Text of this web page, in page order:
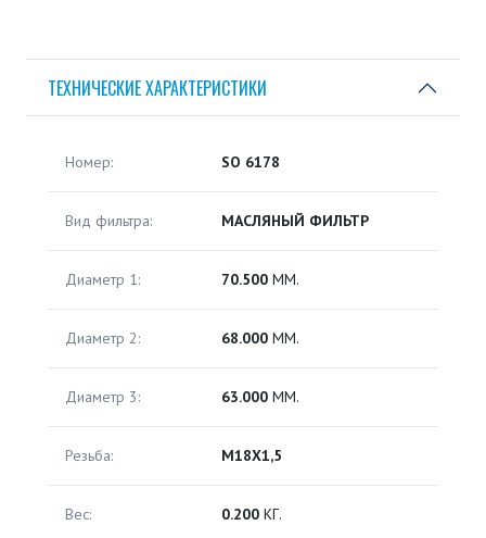
ТЕХНИЧЕСКИЕ ХАРАКТЕРИСТИКИ
Номер: SO 6178
Вид фильтра: МАСЛЯНЫЙ ФИЛЬТР
Диаметр 1: 70.500 ММ.
Диаметр 2: 68.000 ММ.
Диаметр 3: 63.000 ММ.
Резьба: M18X1,5
Вес: 0.200 КГ.